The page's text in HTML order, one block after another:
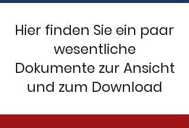
Hier finden Sie ein paar
wesentliche
Dokumente zur Ansicht
und zum Download